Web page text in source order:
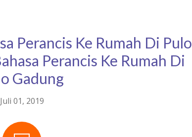
Perancis Ke Rumah Di Pulo
Perancis Ke Rumah Di
Gadung
Juli 01, 2019